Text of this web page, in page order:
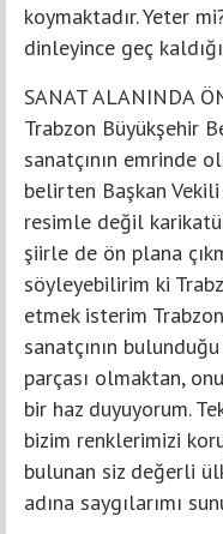
koymaktadır. Yeter
dinleyince geç
SANAT ALANINDA
Trabzon Büyükşehir
sanatçının emrinde
belirten Başkan
resimle değil
şiirle de ön plana
söyleyebilirim ki
etmek isterim
sanatçının
parçası olmaktan,
bir haz duyuyorum.
bizim renklerimizi
bulunan siz değerli
adına saygılarımı